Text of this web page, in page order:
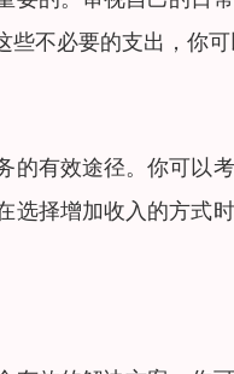
不必要的支出，你可
的有效途径。你可以
择增加收入的方式